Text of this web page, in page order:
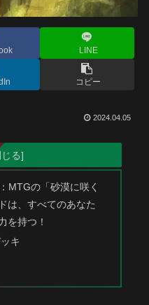
LINE
コピー
2024.04.05
MTGの「砂漠に咲く
は、すべてのあなた
を持つ！
キ